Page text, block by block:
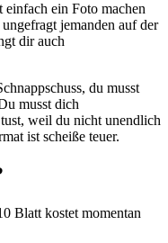
ein Foto machen
jemanden auf der
dir auch
du musst
musst dich
weil du nicht unendlich
ist scheiße teuer.
Blatt kostet momentan